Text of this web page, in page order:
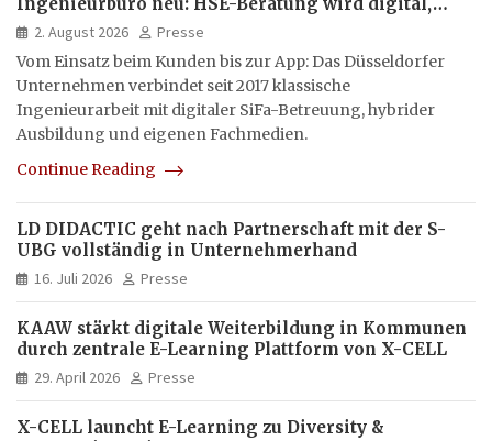
hybrid und multimedial
2. August 2026
Presse
Vom Einsatz beim Kunden bis zur App: Das Düsseldorfer
Unternehmen verbindet seit 2017 klassische
Ingenieurarbeit mit digitaler SiFa-Betreuung, hybrider
Ausbildung und eigenen Fachmedien.
Continue Reading
LD DIDACTIC geht nach Partnerschaft mit der S-
UBG vollständig in Unternehmerhand
16. Juli 2026 Presse
KAAW stärkt digitale Weiterbildung in Kommunen
durch zentrale E-Learning Plattform von X-CELL
29. April 2026 Presse
X-CELL launcht E-Learning zu Diversity &